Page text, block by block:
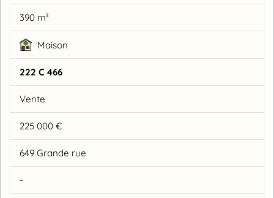
390 m²
Maison
222 C 466
Vente
225 000 €
649 Grande rue
-